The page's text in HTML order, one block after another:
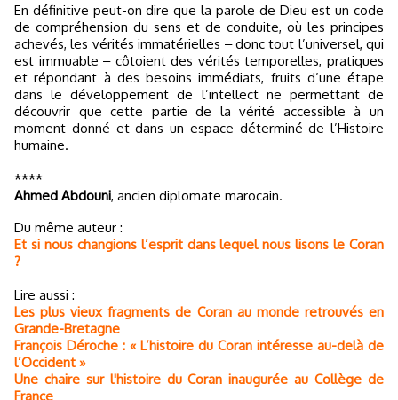
En définitive peut-on dire que la parole de Dieu est un code
de compréhension du sens et de conduite, où les principes
achevés, les vérités immatérielles ‒ donc tout l’universel, qui
est immuable ‒ côtoient des vérités temporelles, pratiques
et répondant à des besoins immédiats, fruits d’une étape
dans le développement de l’intellect ne permettant de
découvrir que cette partie de la vérité accessible à un
moment donné et dans un espace déterminé de l’Histoire
humaine.
****
Ahmed Abdouni, ancien diplomate marocain.
Du même auteur :
Et si nous changions l’esprit dans lequel nous lisons le Coran
?
Lire aussi :
Les plus vieux fragments de Coran au monde retrouvés en
Grande-Bretagne
François Déroche : « L’histoire du Coran intéresse au-delà de
l’Occident »
Une chaire sur l'histoire du Coran inaugurée au Collège de
France